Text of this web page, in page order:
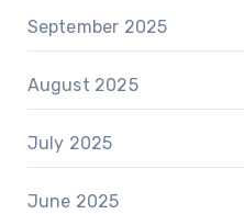
September 2025
August 2025
July 2025
June 2025